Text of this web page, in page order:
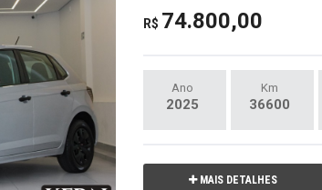
R$ 74.800,00
Ano
2025
Km
36600
MAIS DETALHES